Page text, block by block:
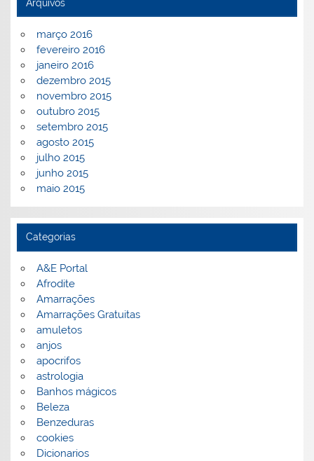
Arquivos
março 2016
fevereiro 2016
janeiro 2016
dezembro 2015
novembro 2015
outubro 2015
setembro 2015
agosto 2015
julho 2015
junho 2015
maio 2015
Categorias
A&E Portal
Afrodite
Amarrações
Amarrações Gratuitas
amuletos
anjos
apocrifos
astrologia
Banhos mágicos
Beleza
Benzeduras
cookies
Dicionarios